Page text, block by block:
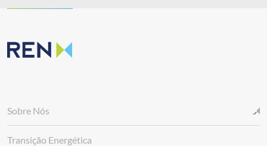
Sobre Nós
Transição Energética